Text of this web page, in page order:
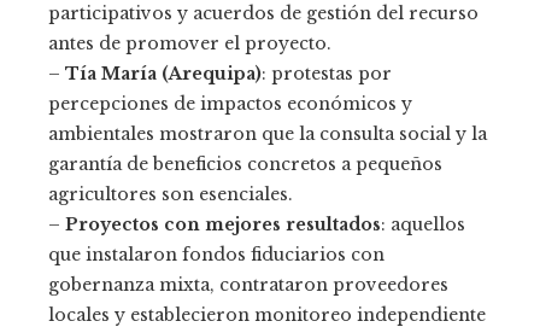
participativos y acuerdos de gestión del recurso
antes de promover el proyecto.
– Tía María (Arequipa): protestas por
percepciones de impactos económicos y
ambientales mostraron que la consulta social y la
garantía de beneficios concretos a pequeños
agricultores son esenciales.
– Proyectos con mejores resultados: aquellos
que instalaron fondos fiduciarios con
gobernanza mixta, contrataron proveedores
locales y establecieron monitoreo independiente